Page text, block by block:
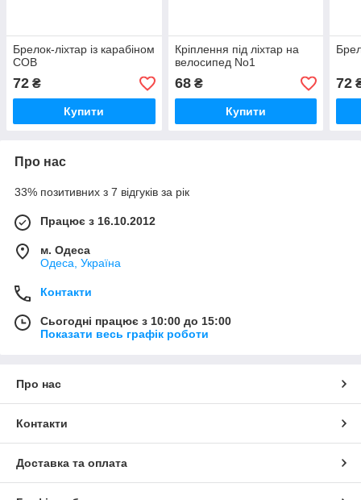
Брелок-ліхтар із карабіном
COB
72 ₴
Купити
Кріплення під ліхтар на
велосипед No1
68₴
Купити
72
Про нас
33% позитивних з 7 відгуків за рік
Працює з 16.10.2012
м. Одеса
Одеса, Україна
Контакти
Сьогодні працює з 10:00 до 15:00
Показати весь графік роботи
Про нас
Контакти
Доставка та оплата